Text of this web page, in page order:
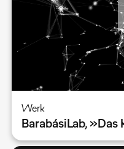
Werk
BarabásiLab,